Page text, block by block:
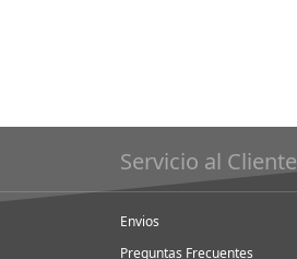
Servicio al Cliente
Envios
Preguntas Frecuentes